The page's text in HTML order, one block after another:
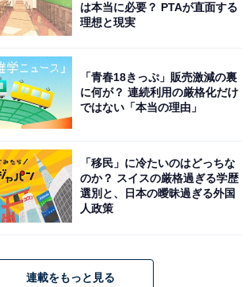
記事の執筆者：
の部
品から売れ筋ランキングまで、毎日のお買いも
もっとお得になる情報をお届け。編集部員によ
、ここでしか手に入らない情報も満載です。
」が今だけ特別価格に！ 諏訪湖畔に佇む百年
旅館で癒しの温泉宿【11月26日】
は本当に必要？ PTAが直面する
理想と現実
「青春18きっぷ」販売激減の裏
に何が？ 連続利用の厳格化だけ
ではない「本当の理由」
「移民」に冷たいのはどっちな
のか？ スイスの厳格過ぎる学歴
選別と、日本の曖昧過ぎる外国
人政策
連載をもっと見る